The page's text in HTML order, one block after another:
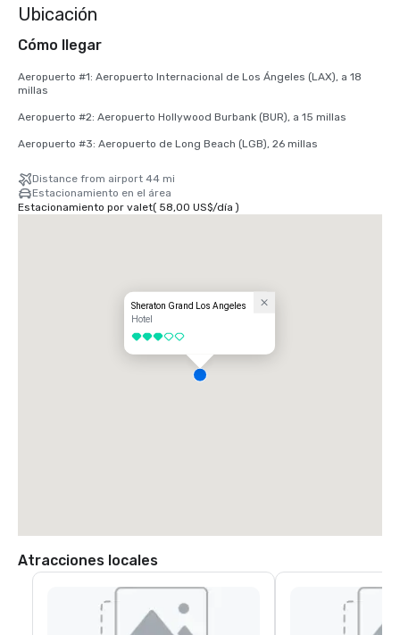
Ubicación
Cómo llegar
Aeropuerto #1: Aeropuerto Internacional de Los Ángeles (LAX), a 18
millas
Aeropuerto #2: Aeropuerto Hollywood Burbank (BUR), a 15 millas
Aeropuerto #3: Aeropuerto de Long Beach (LGB), 26 millas
Distance from airport 44 mi
Estacionamiento en el área
Estacionamiento por valet( 58,00 US$/día )
Sheraton Grand Los Angeles
Hotel
3 de 5
Atracciones locales